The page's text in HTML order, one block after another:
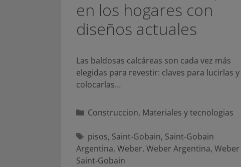
en los hogares con
diseños actuales
Las baldosas calcáreas son cada vez más
elegidas para revestir: claves para lucirlas y
colocarlas…
Categorías
Construccion, Materiales y tecnologias
Etiquetas
pisos, Saint-Gobain, Saint-Gobain
Argentina, Weber, Weber Argentina, Weber
Saint-Gobain